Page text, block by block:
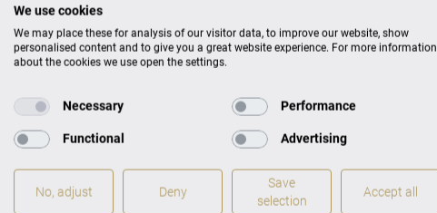
We use cookies
We may place these for analysis of our visitor data, to improve our website, show
personalised content and to give you a great website experience. For more information
about the cookies we use open the settings.
Necessary Performance
Functional Advertising
No, adjust Deny
Save
selection
Accept all